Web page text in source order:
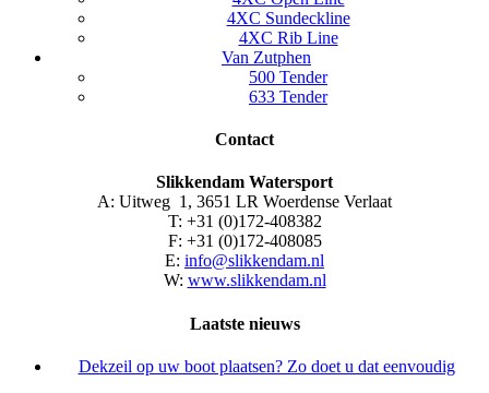
4XC Sundeckline
4XC Rib Line
Van Zutphen
500 Tender
633 Tender
Contact
Slikkendam Watersport
A: Uitweg 1, 3651 LR Woerdense Verlaat
T: +31 (0)172-408382
F: +31 (0)172-408085
E: info@slikkendam.nl
W: www.slikkendam.nl
Laatste nieuws
Dekzeil op uw boot plaatsen? Zo doet u dat eenvoudig